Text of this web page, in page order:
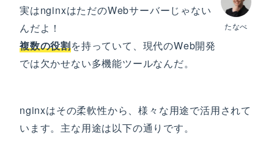
たなべ
実はnginxはただのWebサーバーじゃない
んだよ！
複数の役割を持っていて、現代のWeb開発
では欠かせない多機能ツールなんだ。
nginxはその柔軟性から、様々な用途で活用されて
います。主な用途は以下の通りです。